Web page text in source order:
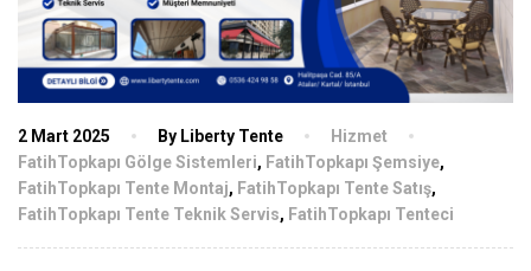
2 Mart 2025 By Liberty Tente
Hizmet
FatihTopkapı Gölge Sistemleri, FatihTopkapı Şemsiye,
FatihTopkapı Tente Montaj, FatihTopkapı Tente Satış,
FatihTopkapı Tente Teknik Servis, FatihTopkapı Tenteci